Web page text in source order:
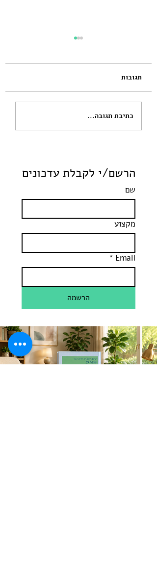
מכאב לצמיחה: מציאת
תגובות
כתיבת תגובה...
הרשם/י לקבלת עדכונים
שם
מקצוע
Email
*
הרשמה